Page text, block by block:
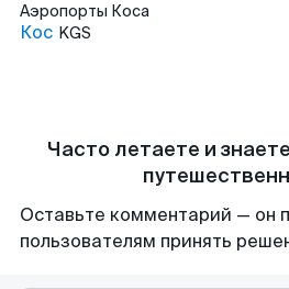
Аэропорты Коса
Кос KGS
Часто летаете и
Оставьте комментарий — он
пользователям принять